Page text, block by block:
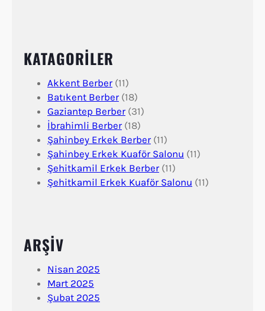
KATAGORİLER
Akkent Berber(11)
Batıkent Berber(18)
Gaziantep Berber(31)
İbrahimli Berber(18)
Şahinbey Erkek Berber(11)
Şahinbey Erkek Kuaför Salonu (11)
Şehitkamil Erkek Berber(11)
Şehitkamil Erkek Kuaför Salonu (11)
ARŞİV
Nisan 2025
Mart 2025
Şubat 2025